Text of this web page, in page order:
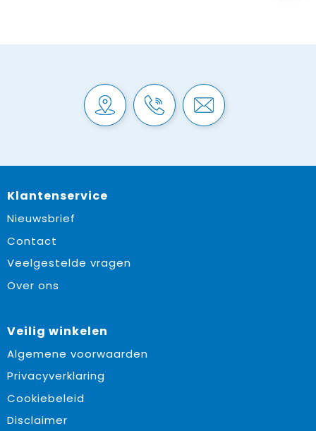
Klantenservice
Nieuwsbrief
Contact
Veelgestelde vragen
Over ons
Veilig winkelen
Algemene voorwaarden
Privacyverklaring
Cookiebeleid
Disclaimer